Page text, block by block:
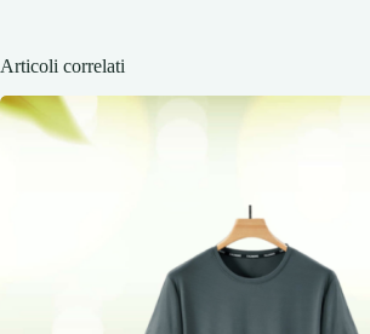
Articoli correlati